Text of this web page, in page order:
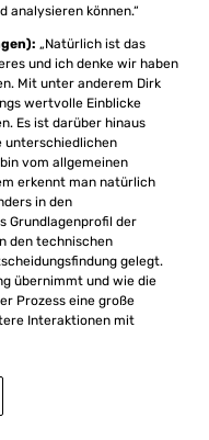
analysieren können.“
„Natürlich ist das
und ich denke wir haben
Mit unter anderem Dirk
wertvolle Einblicke
Es ist darüber hinaus
unterschiedlichen
vom allgemeinen
erkennt man natürlich
in den
Grundlagenprofil der
den technischen
gelegt.
übernimmt und wie die
Prozess eine große
Interaktionen mit